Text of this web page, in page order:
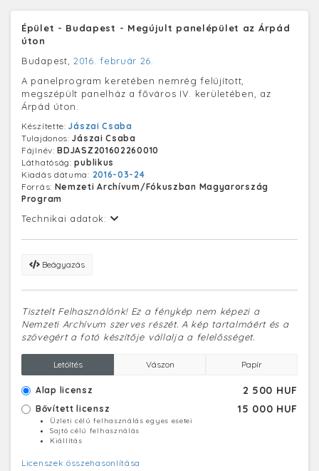
Épület - Budapest - Megújult panelépület az Árpád
úton
Budapest, 2016. február 26.
A panelprogram keretében nemrég felújított,
megszépült panelház a főváros IV. kerületében, az
Árpád úton.
Készítette:Jászai Csaba
Tulajdonos:Jászai Csaba
Fájlnév:BDJASZ201602260010
Láthatóság:publikus
Kiadás dátuma: 2016-03-24
Forrás: Nemzeti Archívum/Fókuszban Magyarország
Program
Technikai adatok:
Beágyazás
Tisztelt Felhasználónk! Ez a fénykép nem képezi a
Nemzeti Archívum szerves részét. A kép tartalmáért és a
szövegért a fotó készítője vállalja a felelősséget.
Letöltés Vászon Papír
Alap licensz 2 500 HUF
Bővített licensz 15 000 HUF
Üzleti célú felhasználás egyes esetei
Sajtó célú felhasználás
Kiállítás
Licenszek összehasonlítása